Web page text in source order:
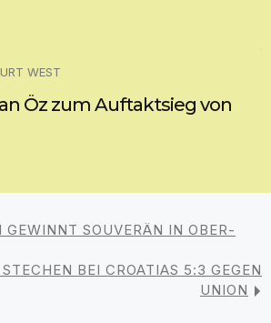
WEST
Öz zum Auftaktsieg von
GEWINNT SOUVERÄN IN OBER-
BEI CROATIAS 5:3 GEGEN
UNION